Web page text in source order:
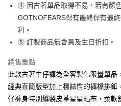
ATM／網路銀行／等多元方式進行付款，
※ 請注意：結帳手續完成當下不需立刻繳
購買商品的店家。未經商家同意取消之訂
後付繳納相關費用。
※ 交易是否成功請以「AFTEE先享後付
客戶支援中心」
【注意事項】
１．透過由恩沛科技股份有限公司提供之
權轉讓予恩沛科技股份有限公司。
付款後門市自取
免運費
國家/地區配送
⓸ 因古著單品取得不易，若有顏
GOTNOFEARS保有最終保有最
利。
⓹ 訂製商品無會員及生日折扣。
銷售重點
此款古著牛仔褲為全客製化限量單品
經典直筒版型加上標誌性的褲檔排釦
仔褲身特別縫製皮革星星貼布，柔軟